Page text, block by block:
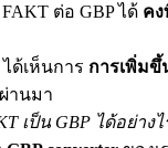
BTC to Share
& Win
ต่อ GBP ได้ คง
ได้เห็นการ การเพิ่มขึ้
านมา
เป็น GBP ได้อย่างไ